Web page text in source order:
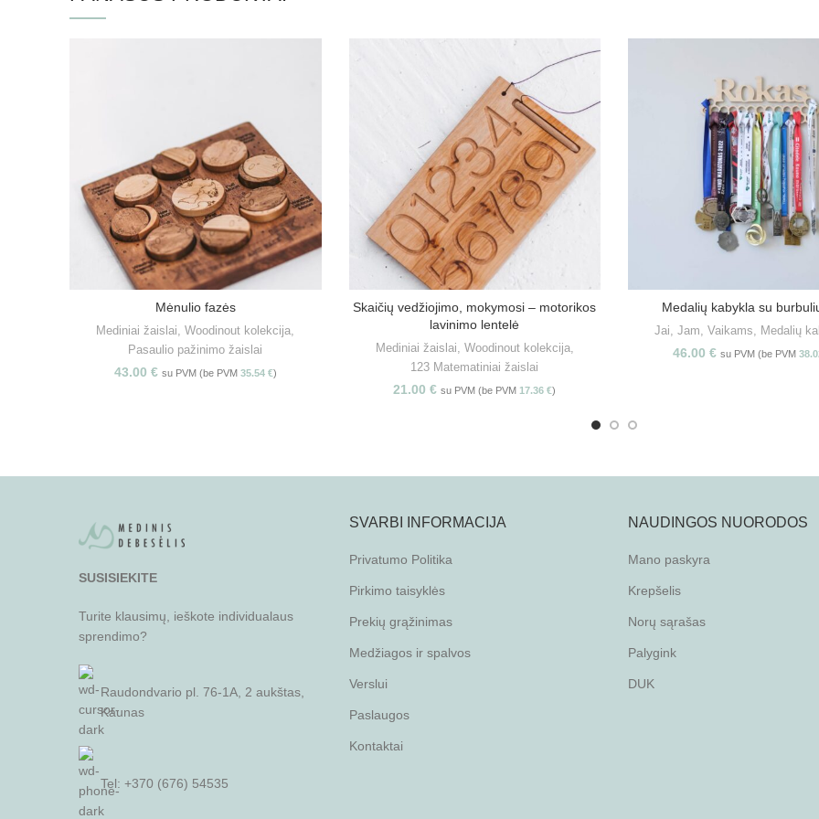
Į KREPŠELĮ
Mėnulio fazės
Mediniai žaislai,Woodinout kolekcija,
Pasaulio pažinimo žaislai
43.00 € su PVM (be PVM 35.54 €)
PASIRINKITE SAVYBES
Skaičių vedžiojimo, mokymosi – motorikos
lavinimo lentelė
Mediniai žaislai, Woodinout kolekcija,
123 Matematiniai žaislai
21.00€ su PVM (be PVM 17.36€)
Į KREPŠELĮ
Medalių kabykla su
Jai,Jam,Vaikams, Medalių
46.00 € su PVM (be PVM
SUSISIEKITE
Turite klausimų, ieškote individualaus
sprendimo?
Raudondvario pl. 76-1A, 2 aukštas,
Kaunas
Tel: +370 (676) 54535
SVARBI INFORMACIJA
Privatumo Politika
Pirkimo taisyklės
Prekių grąžinimas
Medžiagos ir spalvos
Verslui
Paslaugos
Kontaktai
NAUDINGOS NUORODOS
Mano paskyra
Krepšelis
Norų sąrašas
Palygink
DUK